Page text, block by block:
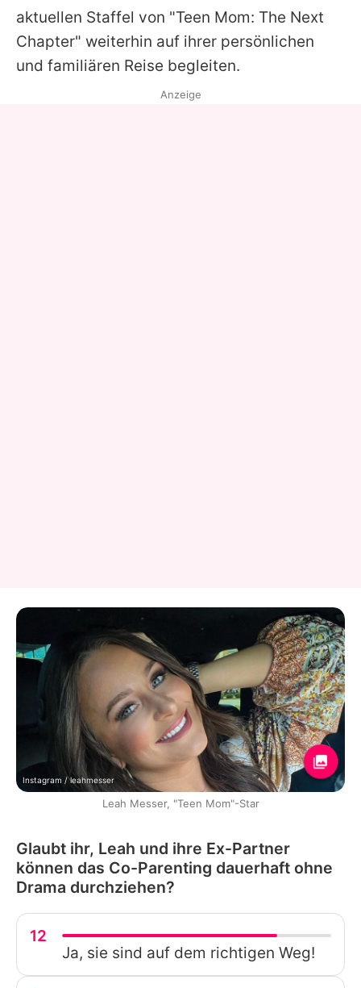
aktuellen Staffel von "Teen Mom: The Next
Chapter" weiterhin auf ihrer persönlichen
und familiären Reise begleiten.
Anzeige
Instagram / leahmesser
Leah Messer, "Teen Mom"-Star
Glaubt ihr, Leah und ihre Ex-Partner
können das Co-Parenting dauerhaft ohne
Drama durchziehen?
12
Ja, sie sind auf dem richtigen Weg!